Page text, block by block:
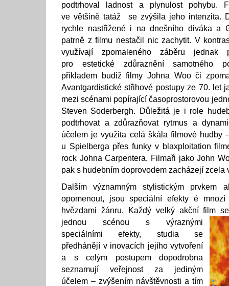
podtrhoval ladnost a plynulost pohybu.
ve většině tatáž se zvýšila jeho intenzita.
rychle nastřižené i na dnešního diváka a
patrně z filmu nestačil nic zachytit. V
využívají zpomaleného záběru jednak
pro estetické zdůraznění samotného
příkladem budiž filmy Johna Woo či
Avantgardistické střihové postupy ze 70. let
mezi scénami popírající časoprostorovou
Steven Soderbergh. Důležitá je i role
podtrhovat a zdůrazňovat rytmus a
účelem je využita celá škála filmové hudby
u Spielberga přes funky v blaxploitation
rock Johna Carpentera. Filmaři jako John
pak s hudebním doprovodem zacházejí zcela
Dalším významným stylistickým prvkem
opomenout, jsou speciální efekty é mnozí
hvězdami žánru. Každý velký akční film
jednou scénou s výraznými
speciálními efekty, studia se
předhánějí v inovacích jejího vytvoření
a s celým postupem dopodrobna
seznamují veřejnost za jediným
účelem – zvýšením návštěvnosti a tím